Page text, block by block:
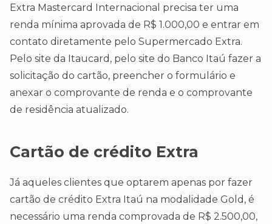
Extra Mastercard Internacional precisa ter uma
renda mínima aprovada de R$ 1.000,00 e entrar em
contato diretamente pelo Supermercado Extra.
Pelo site da Itaucard, pelo site do Banco Itaú fazer a
solicitação do cartão, preencher o formulário e
anexar o comprovante de renda e o comprovante
de residência atualizado.
Cartão de crédito Extra
Já aqueles clientes que optarem apenas por fazer
cartão de crédito Extra Itaú na modalidade Gold, é
necessário uma renda comprovada de R$ 2.500,00,